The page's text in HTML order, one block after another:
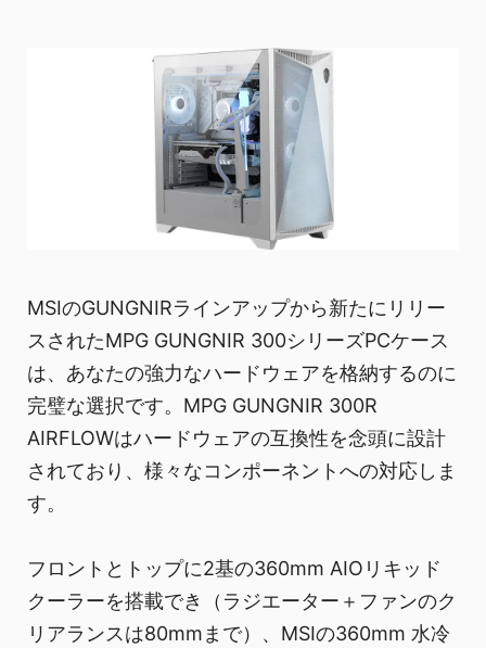
MSIのGUNGNIRラインアップから新たにリリー
スされたMPG GUNGNIR 300シリーズPCケース
は、あなたの強力なハードウェアを格納するのに
完璧な選択です。MPG GUNGNIR 300R
AIRFLOWはハードウェアの互換性を念頭に設計
されており、様々なコンポーネントへの対応しま
す。
フロントとトップに2基の360mm AIOリキッド
クーラーを搭載でき（ラジエーター＋ファンのク
リアランスは80mmまで）、MSIの360mm 水冷